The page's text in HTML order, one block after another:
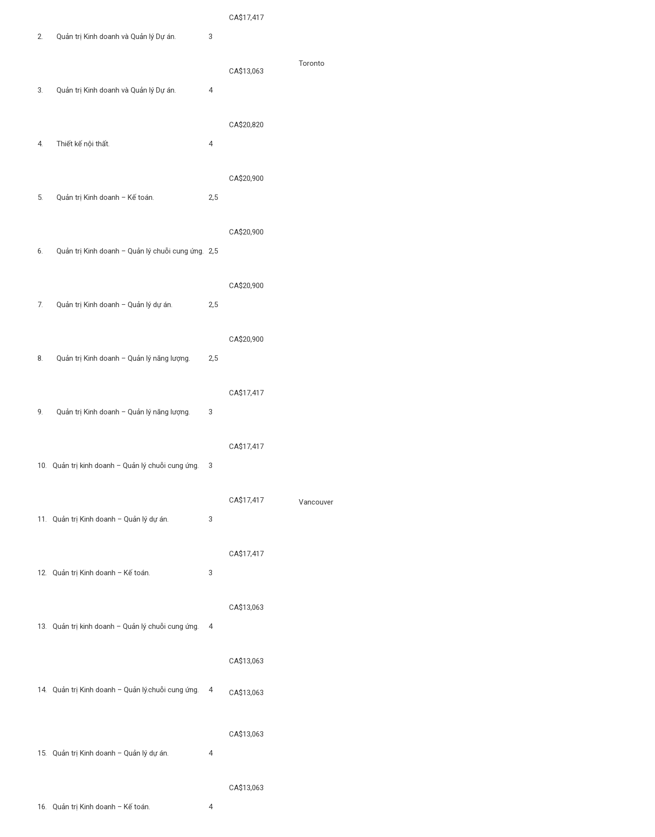
Toronto
2. Quản trị Kinh doanh và Quản lý Dự án. 3
CA$17,417
3. Quản trị Kinh doanh và Quản lý Dự án. 4
CA$13,063
4. Thiết kế nội thất. 4
CA$20,820
5. Quản trị Kinh doanh – Kế toán. 2,5
CA$20,900
Vancouver
6. Quản trị Kinh doanh – Quản lý chuỗi cung ứng. 2,5
CA$20,900
7. Quản trị Kinh doanh – Quản lý dự án. 2,5
CA$20,900
8. Quản trị Kinh doanh – Quản lý năng lượng. 2,5
CA$20,900
9. Quản trị Kinh doanh – Quản lý năng lượng. 3
CA$17,417
10. Quản trị kinh doanh – Quản lý chuỗi cung ứng. 3
CA$17,417
11. Quản trị Kinh doanh – Quản lý dự án. 3
CA$17,417
12. Quản trị Kinh doanh – Kế toán. 3
CA$17,417
13. Quản trị kinh doanh – Quản lý chuỗi cung ứng. 4
CA$13,063
14. Quản trị Kinh doanh – Quản lý.chuỗi cung ứng. 4
CA$13,063
CA$13,063
15. Quản trị Kinh doanh – Quản lý dự án. 4
CA$13,063
16. Quản trị Kinh doanh – Kế toán. 4
CA$13,063